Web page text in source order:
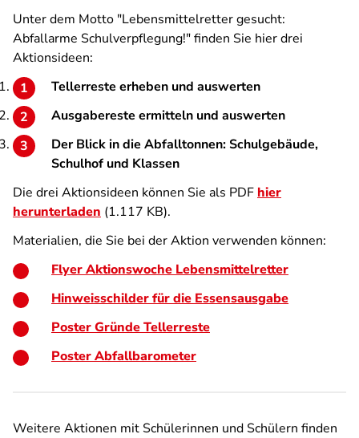
Unter dem Motto "Lebensmittelretter gesucht:
Abfallarme Schulverpflegung!" finden Sie hier drei
Aktionsideen:
Tellerreste erheben und auswerten
Ausgabereste ermitteln und auswerten
Der Blick in die Abfalltonnen: Schulgebäude,
Schulhof und Klassen
Die drei Aktionsideen können Sie als PDF hier
herunterladen (1.117 KB).
Materialien, die Sie bei der Aktion verwenden können:
Flyer Aktionswoche Lebensmittelretter
Hinweisschilder für die Essensausgabe
Poster Gründe Tellerreste
Poster Abfallbarometer
Weitere Aktionen mit Schülerinnen und Schülern finden